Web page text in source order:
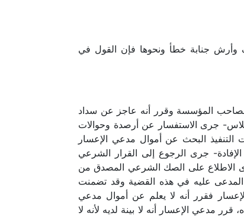
وأرش جنابة خطأ ونحوها فإن القول في
المؤسسة وقرر أنه عاجز عن سداد
جرى الاستفسار عن أرصدة وحوالات
البحث عن أموال مدعي الإعسار
جرى الرجوع إلى القرار الشرعي
الاطلاع على الصك الشرعي المصدق من
عليه في هذه القضية وقد تضمنت
فقرر أنه لا يعلم عن أموال مدعي
الإعسار أنه لا بينة لديه لأنه لا